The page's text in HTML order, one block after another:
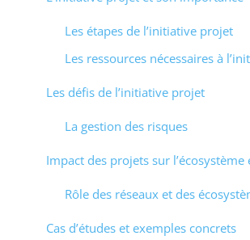
Les étapes de l’initiative projet
Les ressources nécessaires à
Les défis de l’initiative projet
La gestion des risques
Impact des projets sur
Rôle des réseaux et des
Cas d’études et exemples concrets